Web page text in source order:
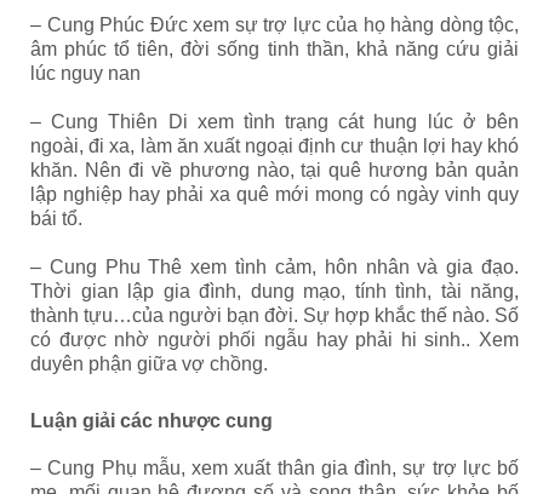
– Cung Phúc Đức xem sự trợ lực của họ hàng dòng tộc,
âm phúc tổ tiên, đời sống tinh thần, khả năng cứu giải
lúc nguy nan
– Cung Thiên Di xem tình trạng cát hung lúc ở bên
ngoài, đi xa, làm ăn xuất ngoại định cư thuận lợi hay khó
khăn. Nên đi về phương nào, tại quê hương bản quản
lập nghiệp hay phải xa quê mới mong có ngày vinh quy
bái tổ.
– Cung Phu Thê xem tình cảm, hôn nhân và gia đạo.
Thời gian lập gia đình, dung mạo, tính tình, tài năng,
thành tựu…của người bạn đời. Sự hợp khắc thế nào. Số
có được nhờ người phối ngẫu hay phải hi sinh.. Xem
duyên phận giữa vợ chồng.
Luận giải các nhược cung
– Cung Phụ mẫu, xem xuất thân gia đình, sự trợ lực bố